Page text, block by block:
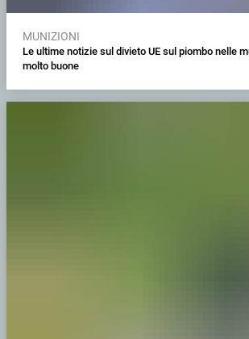
MUNIZIONI
Le ultime notizie sul divieto UE sul piombo nelle
molto buone